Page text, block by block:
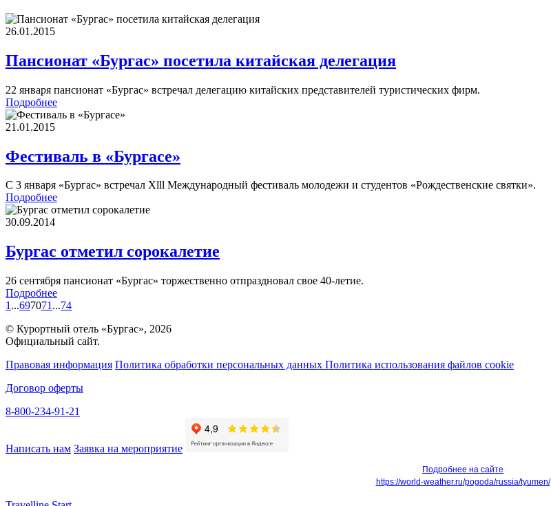
26.01.2015
Пансионат «Бургас» посетила китайская делегация
22 января пансионат «Бургас» встречал делегацию китайских представителей туристических фирм.
Подробнее
21.01.2015
Фестиваль в «Бургасе»
С 3 января «Бургас» встречал Xlll Международный фестиваль молодежи и студентов «Рождественские святки».
Подробнее
30.09.2014
Бургас отметил сорокалетие
26 сентября пансионат «Бургас» торжественно отпраздновал свое 40-летие.
Подробнее
1 ...697071 ...74
© Курортный отель «Бургас», 2026
Официальный сайт.
Правовая информация Политика обработки персональных данных Политика использования файлов cookie
Договор оферты
8-800-234-91-21
Написать нам Заявка на мероприятие
Подробнее на сайте
https://world-weather.ru/pogoda/russia/tyumen/